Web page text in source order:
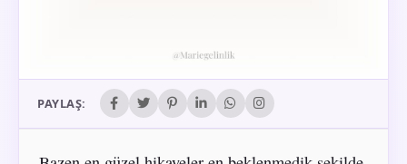
PAYLAŞ: